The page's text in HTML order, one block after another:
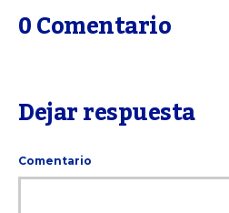
0 Comentario
Dejar respuesta
Comentario